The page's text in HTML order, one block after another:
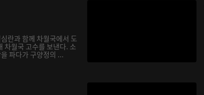
란과 함께 차월국에서 도
차월국 고수를 보낸다. 소
파다가 구양정의 ...